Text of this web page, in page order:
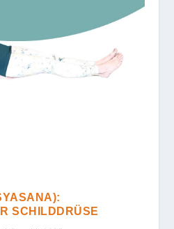
SCHILDDRÜSE